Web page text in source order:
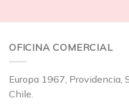
OFICINA COMERCIAL
Europa 1967, Providencia,
Chile.